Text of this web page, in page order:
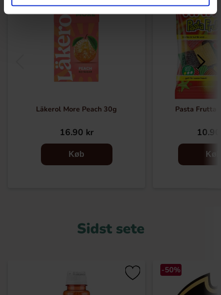
Läkerol More Peach 30g
16.90 kr
Køb
Pasta Frutta
Køb
Sidst sete
-50%